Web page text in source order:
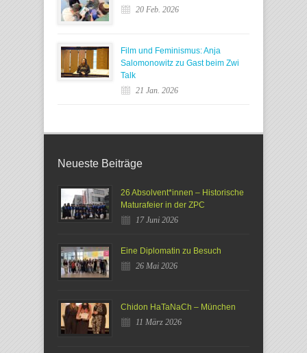
20 Feb. 2026
Film und Feminismus: Anja
Salomonowitz zu Gast beim Zwi
Talk
21 Jan. 2026
Neueste Beiträge
26 Absolvent*innen – Historische
Maturafeier in der ZPC
17 Juni 2026
Eine Diplomatin zu Besuch
26 Mai 2026
Chidon HaTaNaCh – München
11 März 2026